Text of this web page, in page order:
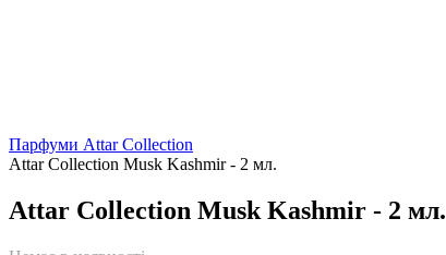
Парфуми Attar Collection
Attar Collection Musk Kashmir - 2 мл.
Attar Collection Musk Kashmir - 2 мл.